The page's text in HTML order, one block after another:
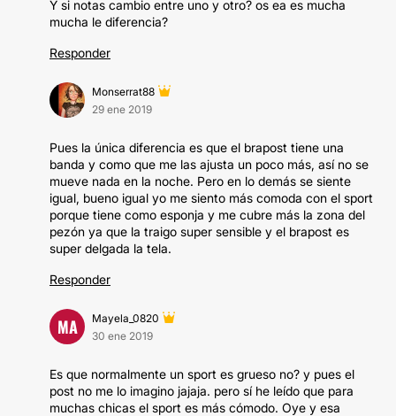
Y si notas cambio entre uno y otro? os ea es mucha
mucha le diferencia?
Responder
Monserrat88
29 ene 2019
Pues la única diferencia es que el brapost tiene una
banda y como que me las ajusta un poco más, así no se
mueve nada en la noche. Pero en lo demás se siente
igual, bueno igual yo me siento más comoda con el sport
porque tiene como esponja y me cubre más la zona del
pezón ya que la traigo super sensible y el brapost es
super delgada la tela.
Responder
MA
Mayela_0820
30 ene 2019
Es que normalmente un sport es grueso no? y pues el
post no me lo imagino jajaja. pero sí he leído que para
muchas chicas el sport es más cómodo. Oye y esa